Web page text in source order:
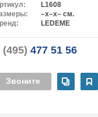
L1608
–x–x– см.
LEDEME
(495) 477 51 56
Звоните